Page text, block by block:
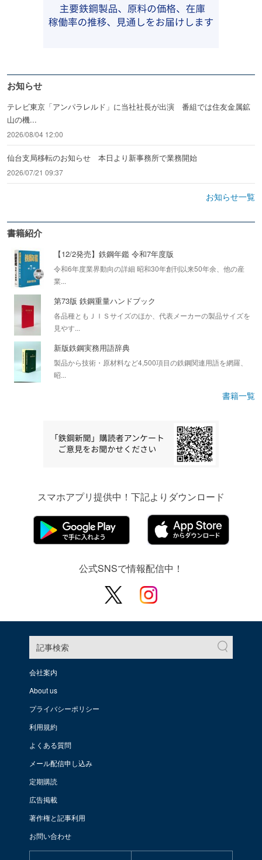
お知らせ
テレビ東京「アンパラレルド」に当社社長が出演 番組では住友金属鉱
山の機...
2026/08/04 12:00
仙台支局移転のお知らせ 本日より新事務所で業務開始
2026/07/21 09:37
お知らせ一覧
書籍紹介
【12/2発売】鉄鋼年鑑 令和7年度版
令和6年度業界動向の詳細 昭和30年創刊以来50年余、他の産
業...
第73版 鉄鋼重量ハンドブック
各品種ともＪＩＳサイズのほか、代表メーカーの製品サイズを
見やす...
新版鉄鋼実務用語辞典
製品から技術・原材料など4,500項目の鉄鋼関連用語を網羅、
昭...
書籍一覧
スマホアプリ提供中！下記よりダウンロード
公式SNSで情報配信中！
記事検索
会社案内
About us
プライバシーポリシー
利用規約
よくある質問
メール配信申し込み
定期購読
広告掲載
著作権と記事利用
お問い合わせ